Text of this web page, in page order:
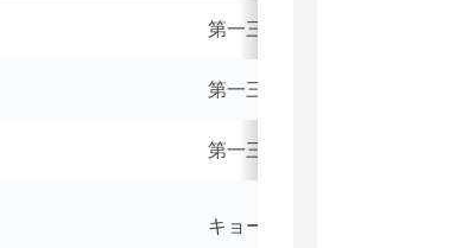
第一三共エスファ
第一三共エスファ
第一三共エスファ
キョーリンリメディオ